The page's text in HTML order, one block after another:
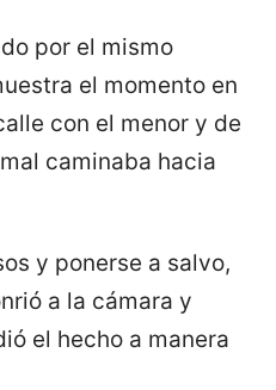
por el mismo
el momento en
con el menor y de
caminaba hacia
y ponerse a salvo,
a la cámara y
el hecho a manera